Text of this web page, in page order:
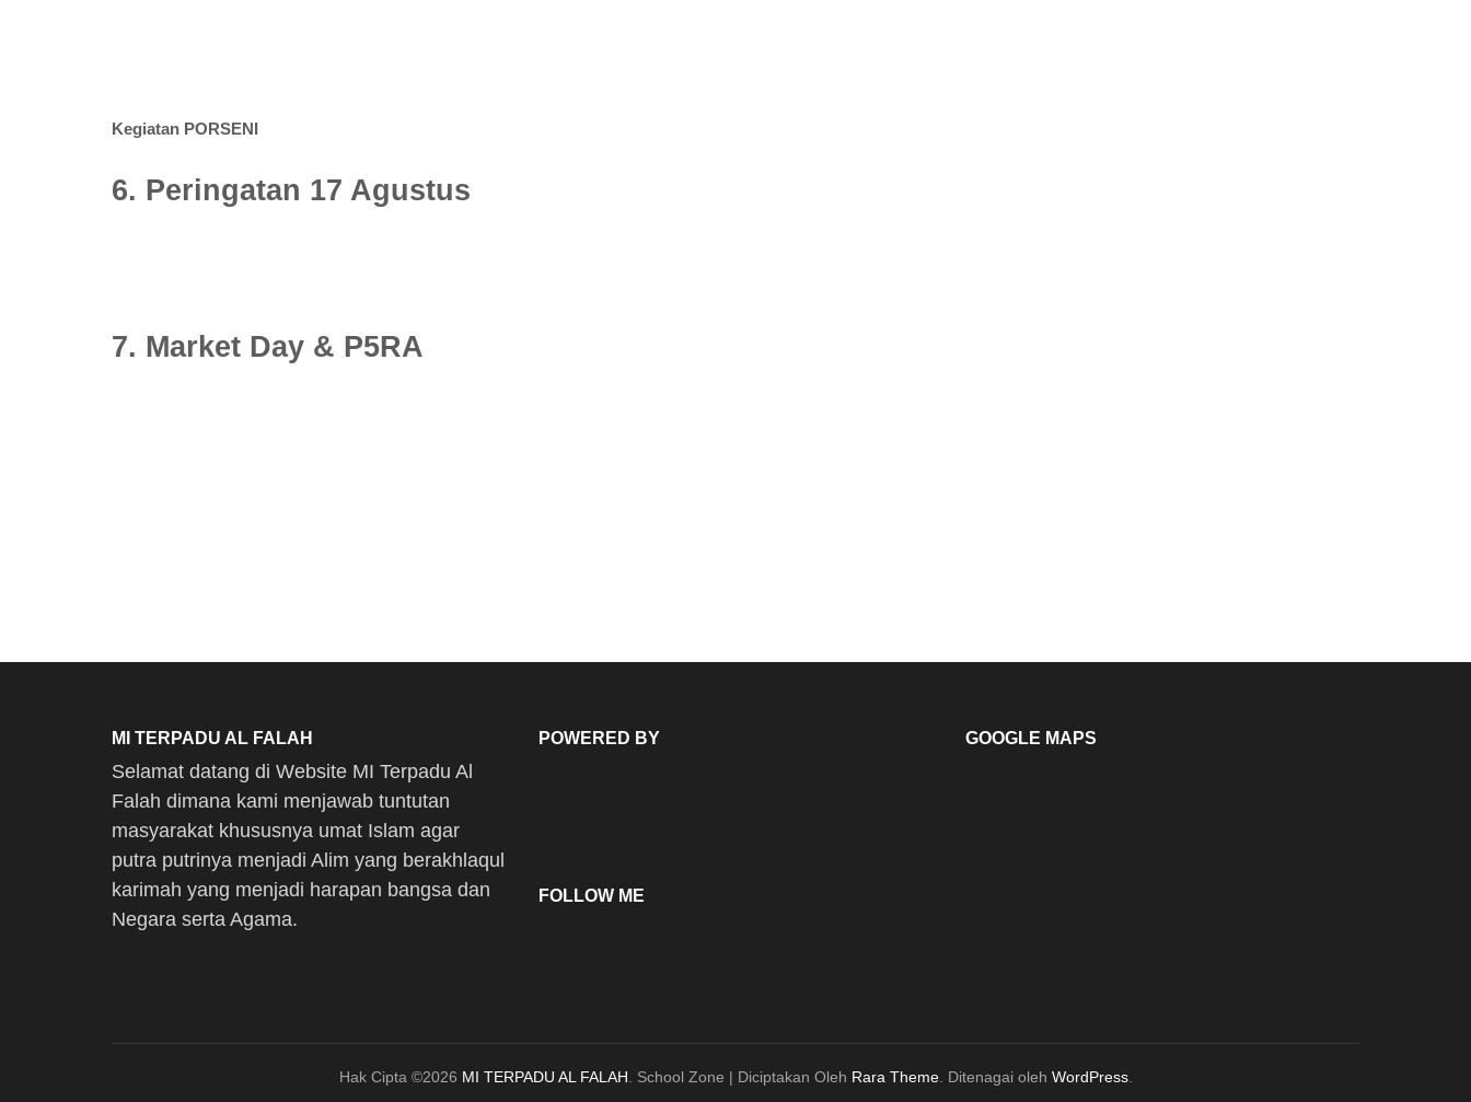
Kegiatan PORSENI
6. Peringatan 17 Agustus
7. Market Day & P5RA
MI TERPADU AL FALAH
Selamat datang di Website MI Terpadu Al
Falah dimana kami menjawab tuntutan
masyarakat khususnya umat Islam agar
putra putrinya menjadi Alim yang berakhlaqul
karimah yang menjadi harapan bangsa dan
Negara serta Agama.
POWERED BY
FOLLOW ME
GOOGLE MAPS
Hak Cipta ©2026 MI TERPADU AL FALAH School Zone | Diciptakan Oleh Rara Theme. Ditenagai oleh WordPress.